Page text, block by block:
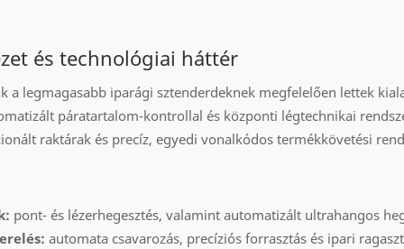
és technológiai háttér
a legmagasabb iparági sztenderdeknek megfelelően lettek
páratartalom-kontrollal és központi légtechnikai
raktárak és precíz, egyedi vonalkódos termékkövetési
pont- és lézerhegesztés, valamint automatizált ultrahangos
automata csavarozás, precíziós forrasztás és ipari